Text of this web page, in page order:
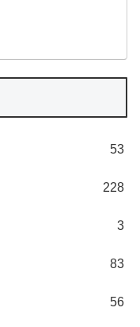
53
228
3
83
56